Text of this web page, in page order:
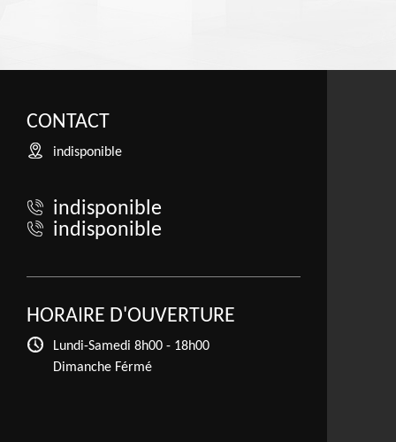
CONTACT
indisponible
indisponible
indisponible
HORAIRE D'OUVERTURE
Lundi-Samedi 8h00 - 18h00
Dimanche Férmé